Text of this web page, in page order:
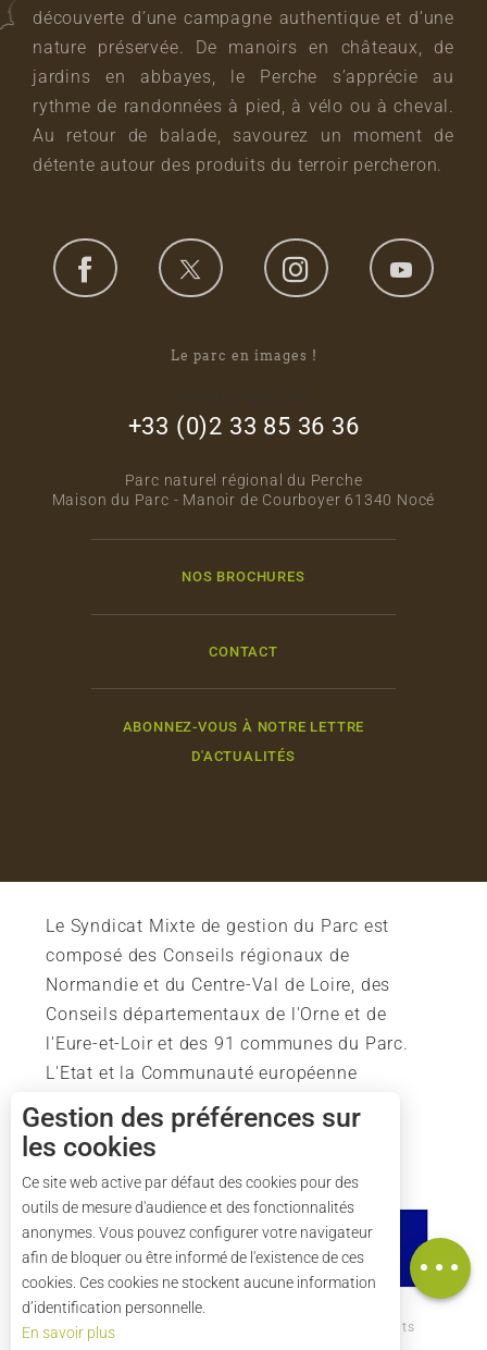
Horaires
Carte
découverte d’une campagne authentique et d’une
nature préservée. De manoirs en châteaux, de
jardins en abbayes, le Perche s’apprécie au
rythme de randonnées à pied, à vélo ou à cheval.
Au retour de balade, savourez un moment de
détente autour des produits du terroir percheron.
Le parc en images !
+33 (0)2 33 85 36 36
Parc naturel régional du Perche
Maison du Parc - Manoir de Courboyer 61340 Nocé
NOS BROCHURES
CONTACT
ABONNEZ-VOUS À NOTRE LETTRE
D'ACTUALITÉS
Le Syndicat Mixte de gestion du Parc est
composé des Conseils régionaux de
Normandie et du Centre-Val de Loire, des
Conseils départementaux de l'Orne et de
l'Eure-et-Loir et des 91 communes du Parc.
L'Etat et la Communauté européenne
soutiennent également l'action du Parc.
Comment venir ? Crédits
Gestion des préférences sur
les cookies
Ce site web active par défaut des cookies pour des
outils de mesure d'audience et des fonctionnalités
anonymes. Vous pouvez configurer votre navigateur
afin de bloquer ou être informé de l'existence de ces
cookies. Ces cookies ne stockent aucune information
d’identification personnelle.
En savoir plus